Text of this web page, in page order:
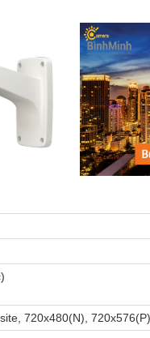
720x480(N),
HOT